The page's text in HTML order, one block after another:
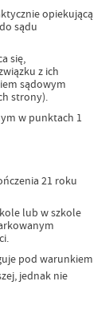
opiekującą
sądu
się,
z ich
sądowym
strony).
w punktach 1
21 roku
lub w szkole
pod warunkiem
jednak nie